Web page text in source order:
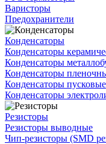
Варисторы
Предохранители
Конденсаторы
Конденсаторы
Конденсаторы
Конденсаторы
Конденсаторы пусковые
Конденсаторы
Резисторы
Резисторы выводные
Чип-резисторы (SMD